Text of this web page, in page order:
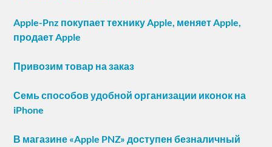
Apple-Pnz покупает технику Apple, меняет Apple,
продает Apple
Привозим товар на заказ
Семь способов удобной организации иконок на
iPhone
В магазине «Apple PNZ» доступен безналичный